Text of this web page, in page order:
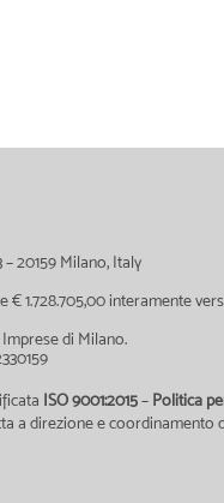
– 20159 Milano, Italy
€ 1.728.705,00 interamente
Imprese di Milano.
ISO 9001:2015– Politica
a direzione e coordinamento